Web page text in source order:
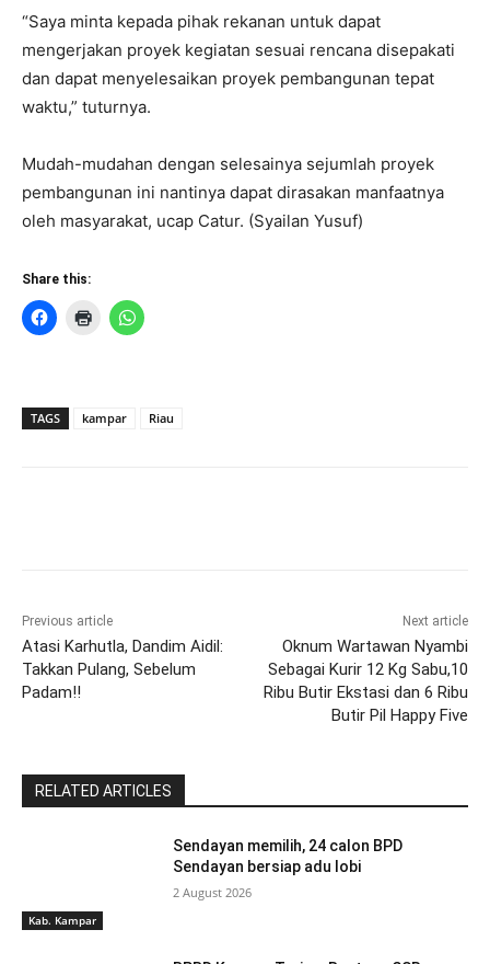
“Saya minta kepada pihak rekanan untuk dapat
mengerjakan proyek kegiatan sesuai rencana disepakati
dan dapat menyelesaikan proyek pembangunan tepat
waktu,” tuturnya.
Mudah-mudahan dengan selesainya sejumlah proyek
pembangunan ini nantinya dapat dirasakan manfaatnya
oleh masyarakat, ucap Catur. (Syailan Yusuf)
Share this:
TAGS kampar Riau
Previous article
Atasi Karhutla, Dandim Aidil:
Takkan Pulang, Sebelum
Padam!!
Next article
Oknum Wartawan Nyambi
Sebagai Kurir 12 Kg Sabu,10
Ribu Butir Ekstasi dan 6 Ribu
Butir Pil Happy Five
RELATED ARTICLES
Kab. Kampar
Sendayan memilih, 24 calon BPD
Sendayan bersiap adu lobi
2 August 2026